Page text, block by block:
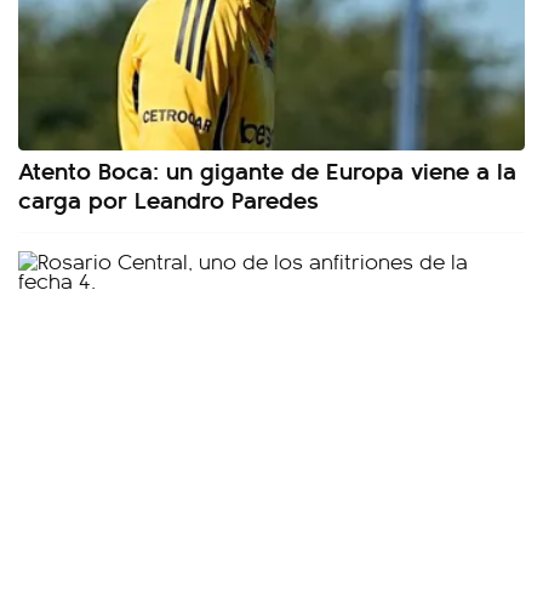
Atento Boca: un gigante de Europa viene a la
carga por Leandro Paredes